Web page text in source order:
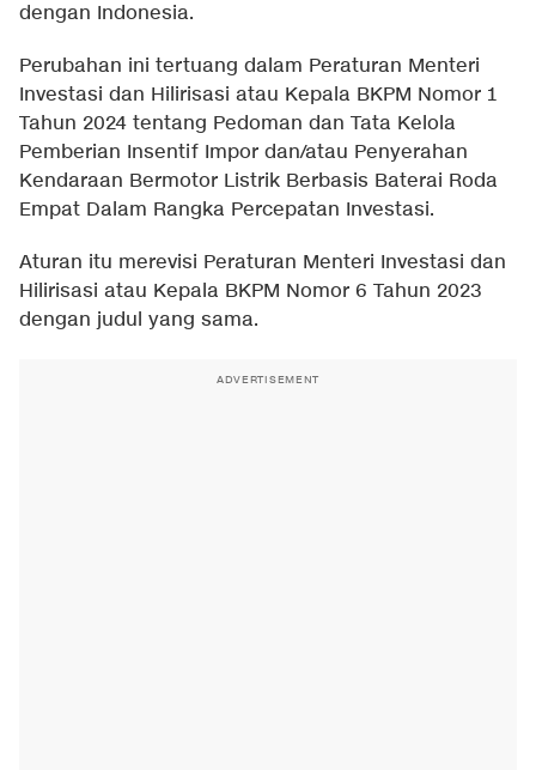
dengan Indonesia.
Perubahan ini tertuang dalam Peraturan Menteri
Investasi dan Hilirisasi atau Kepala BKPM Nomor 1
Tahun 2024 tentang Pedoman dan Tata Kelola
Pemberian Insentif Impor dan/atau Penyerahan
Kendaraan Bermotor Listrik Berbasis Baterai Roda
Empat Dalam Rangka Percepatan Investasi.
Aturan itu merevisi Peraturan Menteri Investasi dan
Hilirisasi atau Kepala BKPM Nomor 6 Tahun 2023
dengan judul yang sama.
ADVERTISEMENT